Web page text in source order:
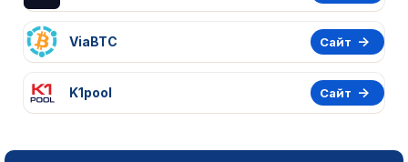
ViaBTC Сайт
K1pool Сайт